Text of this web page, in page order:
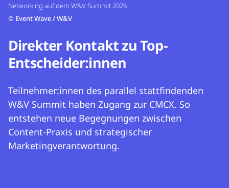
Networking auf dem W&V Summit 2026
© Event Wave / W&V
Direkter Kontakt zu Top-
Entscheider:innen
Teilnehmer:innen des parallel stattfindenden
W&V Summit haben Zugang zur CMCX. So
entstehen neue Begegnungen zwischen
Content-Praxis und strategischer
Marketingverantwortung.